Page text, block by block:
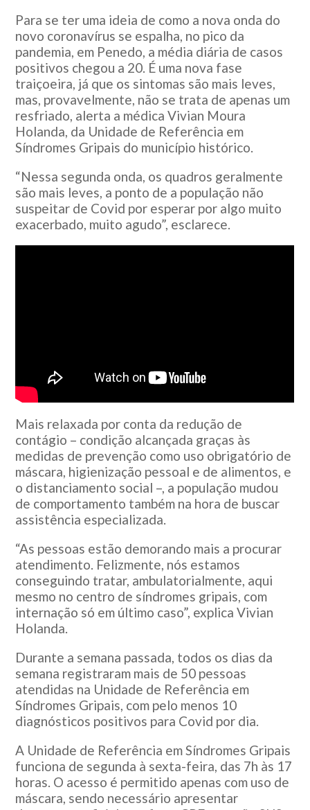
Para se ter uma ideia de como a nova onda do
novo coronavírus se espalha, no pico da
pandemia, em Penedo, a média diária de casos
positivos chegou a 20. É uma nova fase
traiçoeira, já que os sintomas são mais leves,
mas, provavelmente, não se trata de apenas um
resfriado, alerta a médica Vivian Moura
Holanda, da Unidade de Referência em
Síndromes Gripais do município histórico.
“Nessa segunda onda, os quadros geralmente
são mais leves, a ponto de a população não
suspeitar de Covid por esperar por algo muito
exacerbado, muito agudo”, esclarece.
Mais relaxada por conta da redução de
contágio – condição alcançada graças às
medidas de prevenção como uso obrigatório de
máscara, higienização pessoal e de alimentos, e
o distanciamento social –, a população mudou
de comportamento também na hora de buscar
assistência especializada.
“As pessoas estão demorando mais a procurar
atendimento. Felizmente, nós estamos
conseguindo tratar, ambulatorialmente, aqui
mesmo no centro de síndromes gripais, com
internação só em último caso”, explica Vivian
Holanda.
Durante a semana passada, todos os dias da
semana registraram mais de 50 pessoas
atendidas na Unidade de Referência em
Síndromes Gripais, com pelo menos 10
diagnósticos positivos para Covid por dia.
A Unidade de Referência em Síndromes Gripais
funciona de segunda à sexta-feira, das 7h às 17
horas. O acesso é permitido apenas com uso de
máscara, sendo necessário apresentar